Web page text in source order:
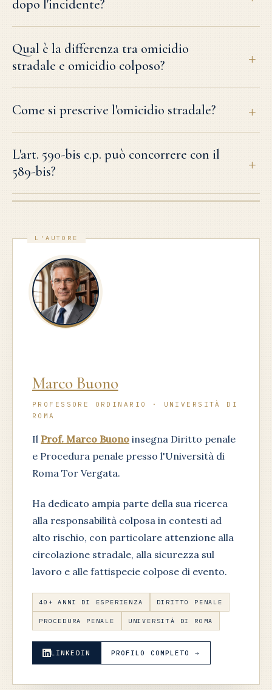
dopo l'incidente?
Qual è la differenza tra omicidio
stradale e omicidio colposo?
Come si prescrive l'omicidio stradale?
L'art. 590-bis c.p. può concorrere con il
589-bis?
Marco Buono
PROFESSORE ORDINARIO · UNIVERSITÀ DI
ROMA
Il Prof. Marco Buono insegna Diritto penale
e Procedura penale presso l'Università di
Roma Tor Vergata.
Ha dedicato ampia parte della sua ricerca
alla responsabilità colposa in contesti ad
alto rischio, con particolare attenzione alla
circolazione stradale, alla sicurezza sul
lavoro e alle fattispecie colpose di evento.
40+ ANNI DI ESPERIENZA DIRITTO PENALE
PROCEDURA PENALE UNIVERSITÀ DI ROMA
LINKEDIN PROFILO COMPLETO →